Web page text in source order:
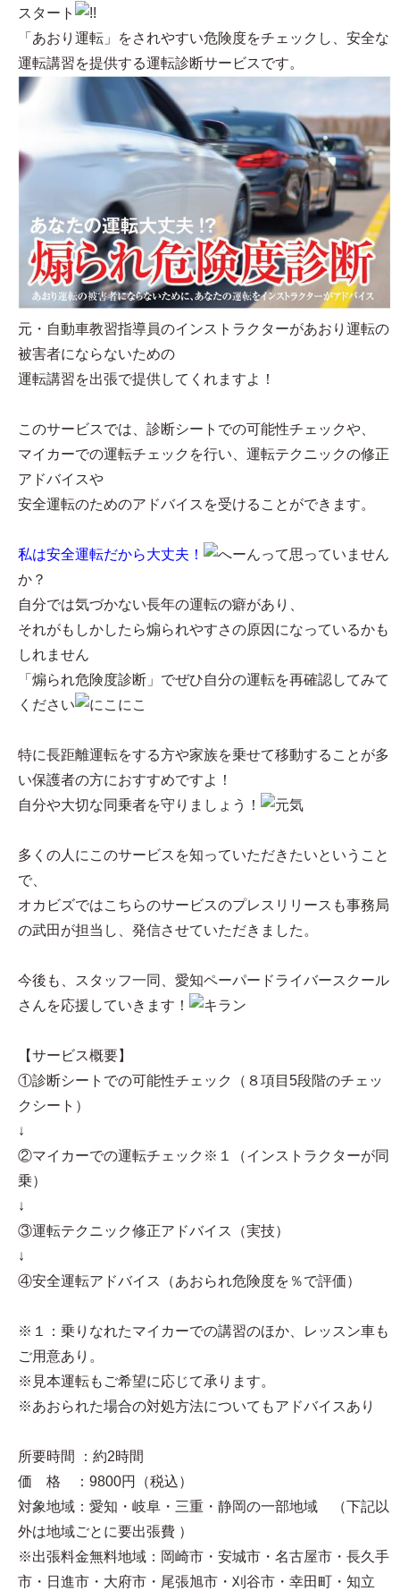
スタート
「あおり運転」をされやすい危険度をチェックし、安全な
運転講習を提供する運転診断サービスです。
元・自動車教習指導員のインストラクターがあおり運転の
被害者にならないための
運転講習を出張で提供してくれますよ！
このサービスでは、診断シートでの可能性チェックや、
マイカーでの運転チェックを行い、運転テクニックの修正
アドバイスや
安全運転のためのアドバイスを受けることができます。
私は安全運転だから大丈夫！
って思っていません
か？
自分では気づかない長年の運転の癖があり、
それがもしかしたら煽られやすさの原因になっているかも
しれません
「煽られ危険度診断」でぜひ自分の運転を再確認してみて
ください
特に長距離運転をする方や家族を乗せて移動することが多
い保護者の方におすすめですよ！
自分や大切な同乗者を守りましょう！
多くの人にこのサービスを知っていただきたいということ
で、
オカビズではこちらのサービスのプレスリリースも事務局
の武田が担当し、発信させていただきました。
今後も、スタッフ一同、愛知ペーパードライバースクール
さんを応援していきます！
【サービス概要】
①診断シートでの可能性チェック（８項目5段階のチェッ
クシート）
↓
②マイカーでの運転チェック※１（インストラクターが同
乗）
↓
③運転テクニック修正アドバイス（実技）
↓
④安全運転アドバイス（あおられ危険度を％で評価）
※１：乗りなれたマイカーでの講習のほか、レッスン車も
ご用意あり。
※見本運転もご希望に応じて承ります。
※あおられた場合の対処方法についてもアドバイスあり
所要時間 ：約2時間
価 格 ：9800円（税込）
対象地域：愛知・岐阜・三重・静岡の一部地域 （下記以
外は地域ごとに要出張費 ）
※出張料金無料地域：岡崎市・安城市・名古屋市・長久手
市・日進市・大府市・尾張旭市・刈谷市・幸田町・知立